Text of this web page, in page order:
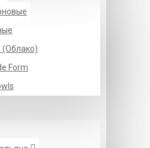
(Облако)
Form